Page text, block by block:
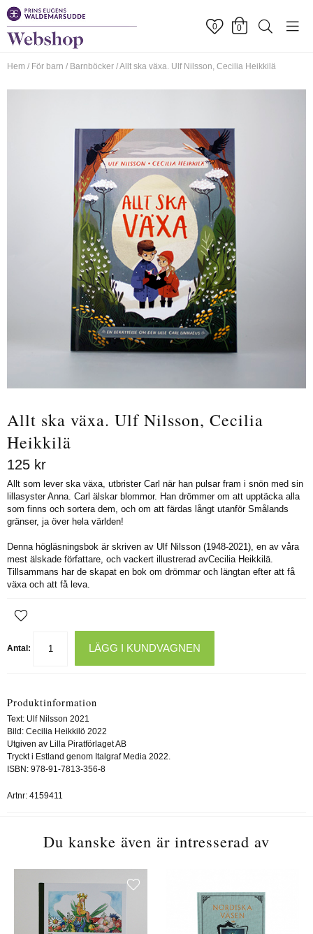
0 0
Hem / För barn / Barnböcker /Allt ska växa. Ulf Nilsson, Cecilia Heikkilä
Allt ska växa. Ulf Nilsson, Cecilia
Heikkilä
125 kr
Allt som lever ska växa, utbrister Carl när han pulsar fram i snön med sin
lillasyster Anna. Carl älskar blommor. Han drömmer om att upptäcka alla
som finns och sortera dem, och om att färdas långt utanför Smålands
gränser, ja över hela världen!
Denna högläsningsbok är skriven av Ulf Nilsson (1948-2021), en av våra
mest älskade författare, och vackert illustrerad avCecilia Heikkilä.
Tillsammans har de skapat en bok om drömmar och längtan efter att få
växa och att få leva.
Antal: LÄGG I KUNDVAGNEN
Produktinformation
Text: Ulf Nilsson 2021
Bild: Cecilia Heikkilö 2022
Utgiven av Lilla Piratförlaget AB
Tryckt i Estland genom Italgraf Media 2022.
ISBN: 978-91-7813-356-8
Artnr: 4159411
Du kanske även är intresserad av